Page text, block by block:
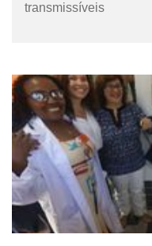
transmissíveis